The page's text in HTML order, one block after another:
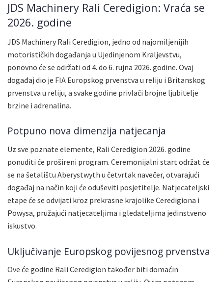
JDS Machinery Rali Ceredigion: Vraća se
2026. godine
JDS Machinery Rali Ceredigion, jedno od najomiljenijih
motorističkih događanja u Ujedinjenom Kraljevstvu,
ponovno će se održati od 4. do 6. rujna 2026. godine. Ovaj
događaj dio je FIA Europskog prvenstva u reliju i Britanskog
prvenstva u reliju, a svake godine privlači brojne ljubitelje
brzine i adrenalina.
Potpuno nova dimenzija natjecanja
Uz sve poznate elemente, Rali Ceredigion 2026. godine
ponuditi će prošireni program. Ceremonijalni start održat će
se na šetalištu Aberystwyth u četvrtak navečer, otvarajući
događaj na način koji će oduševiti posjetitelje. Natjecateljski
etape će se odvijati kroz prekrasne krajolike Ceredigiona i
Powysa, pružajući natjecateljima i gledateljima jedinstveno
iskustvo.
Uključivanje Europskog povijesnog prvenstva
Ove će godine Rali Ceredigion također biti domaćin